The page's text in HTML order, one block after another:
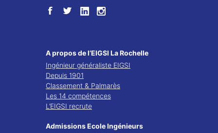
A propos de l’EIGSI La Rochelle
Ingénieur généraliste EIGSI
Depuis 1901
Classement & Palmarès
Les 14 compétences
L’EIGSI recrute
Admissions Ecole Ingénieurs